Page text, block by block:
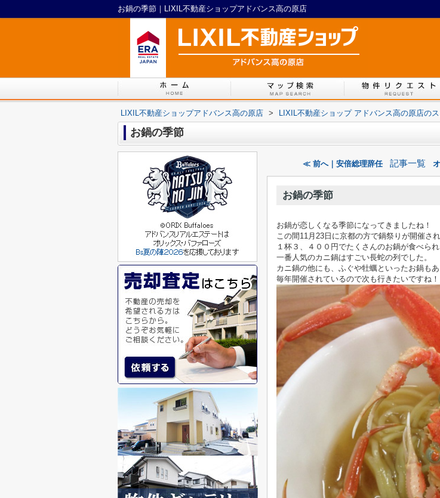
お鍋の季節｜LIXIL不動産ショップアドバンス高の原店
LIXIL不動産ショップアドバンス高の原店 > LIXIL不動産ショップ アドバンス高の原店の
お鍋の季節
≪ 前へ｜安倍総理辞任 記事一覧
お鍋の季節
お鍋が恋しくなる季節になってきましたね！
この間11月23日に京都の方で鍋祭りが開催さ
１杯３、４００円でたくさんのお鍋が食べら
一番人気のカニ鍋はすごい長蛇の列でした。
カニ鍋の他にも、ふぐや牡蠣といったお鍋も
毎年開催されているので次も行きたいですね！